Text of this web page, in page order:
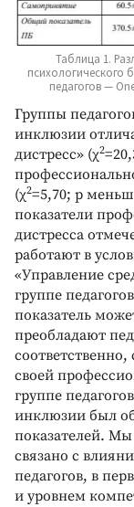
Таблица 1.
психологического
педагогов —
Группы
инклюзии
дистресс» (χ2
(χ2=5,70; р
показатели
дистресса
работают в
«Управление
группе
показатель
преобладают
своей
группе
инклюзии был
показателей.
связано с
педагогов, в
и уровнем